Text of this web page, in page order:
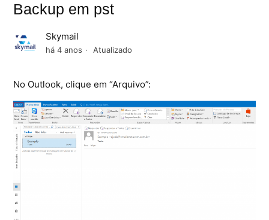
Cloud Skymail
Hospedagem De Sites
Painel De Controle
Backup
Skybox
Backup em pst
Skymail
há 4 anos Atualizado
No Outlook, clique em “Arquivo”: